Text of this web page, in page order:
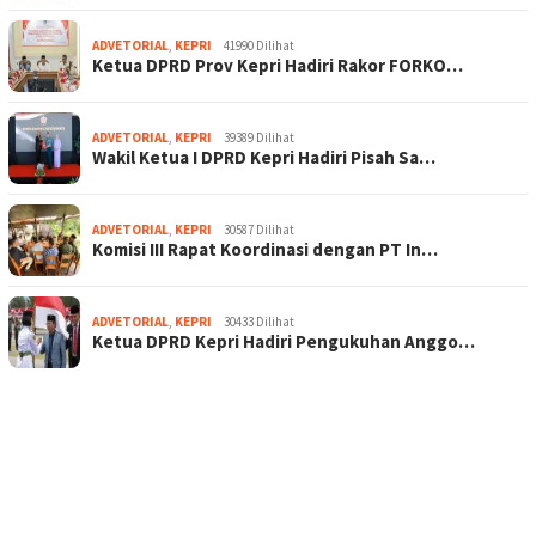
ADVETORIAL KEPRI 41990 Dilihat
Ketua DPRD Prov Kepri Hadiri Rakor FORKO…
ADVETORIAL KEPRI 39389 Dilihat
Wakil Ketua I DPRD Kepri Hadiri Pisah Sa…
ADVETORIAL KEPRI 30587 Dilihat
Komisi III Rapat Koordinasi dengan PT In…
ADVETORIAL KEPRI 30433 Dilihat
Ketua DPRD Kepri Hadiri Pengukuhan Anggo…